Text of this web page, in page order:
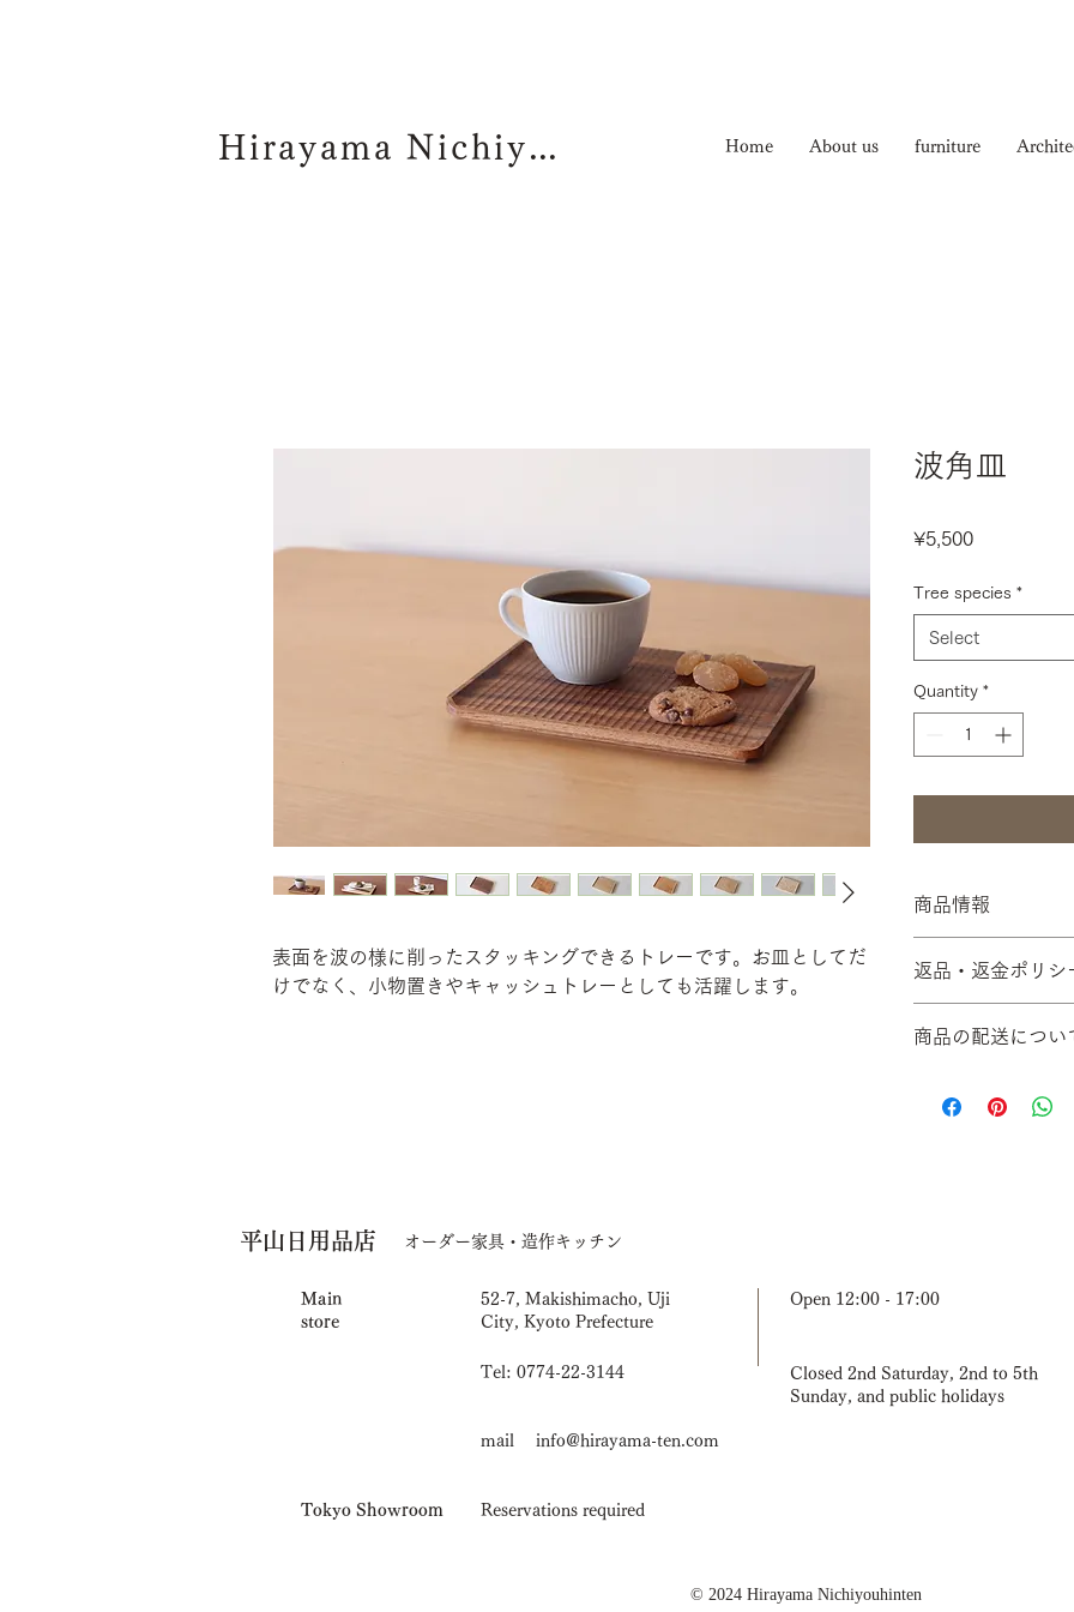
Hirayama Nichiyouhinten Home About us furniture
表面を波の様に削ったスタッキングできるトレーです。お皿としてだ
けでなく、小物置きやキャッシュトレーとしても活躍します。
波角皿
¥5,500Price
Tree species *
Select
Quantity *
商品情報
【素材 】無垢材
【仕上げ】えごま油
【備 考】詳細な写
い。
返品・返金ポリシ
行っておりません。
返金対応とさせてい
商品の配送につい
平山日用品店
Main
store
オーダー家具・造作キッチン
52-7, Makishimacho, Uji
City, Kyoto Prefecture
Tel: 0774-22-3144
Open 12:00 - 17:00
Closed 2nd Saturday, 2nd to 5th
Sunday, and public holidays
mail info@hirayama-ten.com
Tokyo Showroom Reservations required
© 2024 Hirayama Nichiyouhinten